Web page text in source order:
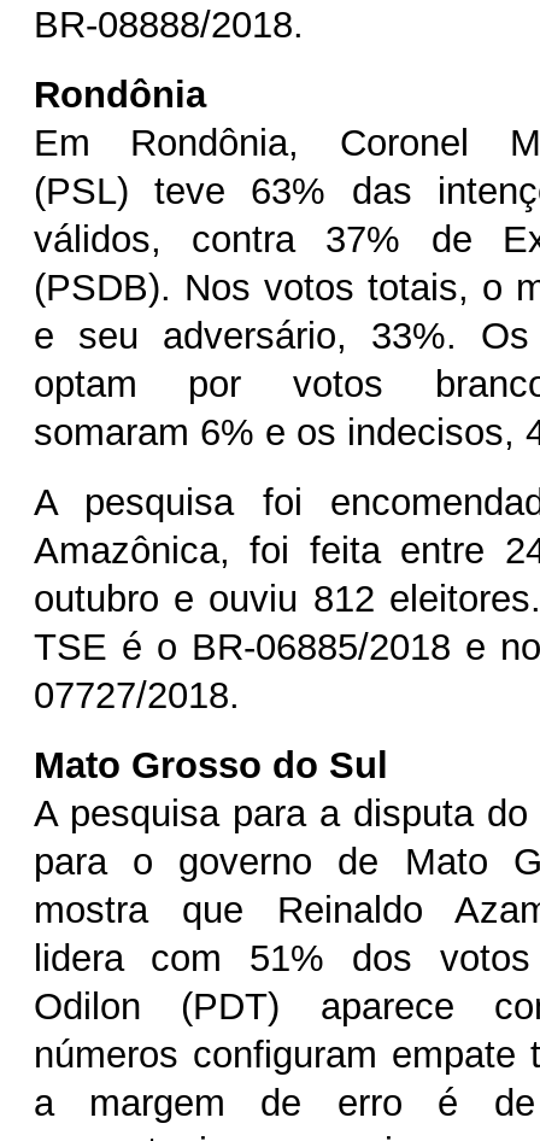
BR-08888/2018.
Rondônia
Em Rondônia, Coronel
(PSL) teve 63% das
válidos, contra 37% de
(PSDB). Nos votos totais, o
e seu adversário, 33%.
optam por votos
somaram 6% e os indecisos,
A pesquisa foi
Amazônica, foi feita entre
outubro e ouviu 812
TSE é o BR-06885/2018 e
07727/2018.
Mato Grosso do Sul
A pesquisa para a disputa
para o governo de Mato
mostra que Reinaldo
lidera com 51% dos
Odilon (PDT) aparece
números configuram empate
a margem de erro é